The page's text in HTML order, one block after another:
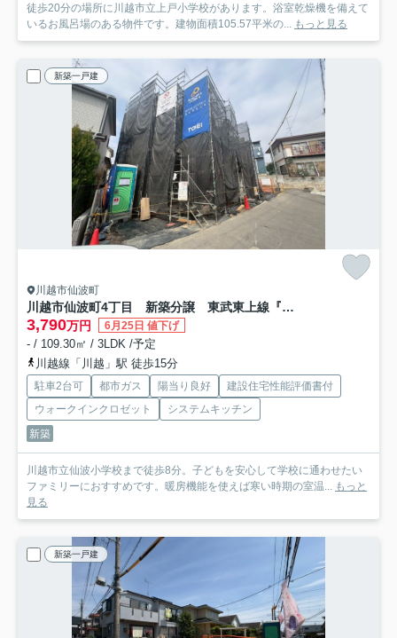
徒歩20分の場所に川越市立上戸小学校があります。浴室乾燥機を備えて
いるお風呂場のある物件です。建物面積105.57平米の... もっと見る
新築一戸建
川越市仙波町
川越市仙波町4丁目 新築分譲 東武東上線『川越駅』徒歩15分 【仙波小学区】
3,790万円 6月25日 値下げ
- / 109.30㎡ / 3LDK /予定
川越線「川越」駅 徒歩15分
駐車2台可 都市ガス 陽当り良好
建設住宅性能評価書付
ウォークインクロゼット
システムキッチン
新築
川越市立仙波小学校まで徒歩8分。子どもを安心して学校に通わせたい
ファミリーにおすすめです。暖房機能を使えば寒い時期の室温... もっと
見る
新築一戸建